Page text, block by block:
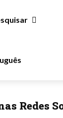
Redes